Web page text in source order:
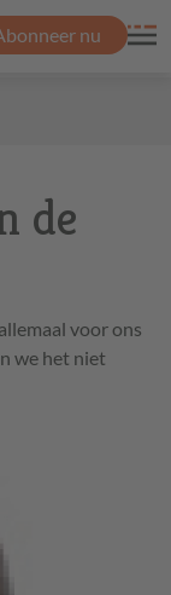
nu
de
voor ons
we het niet